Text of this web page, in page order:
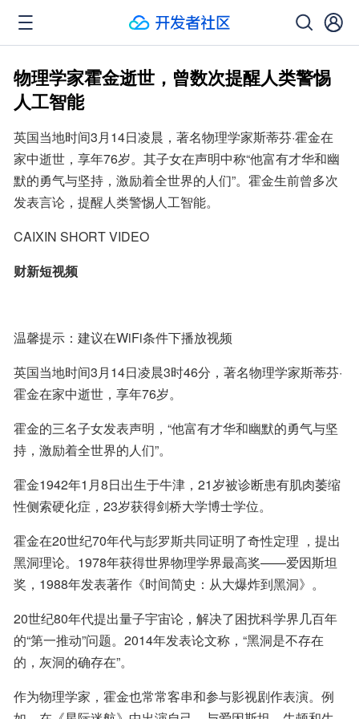
物理学家霍金逝世，曾数次提醒人类警惕
人工智能
英国当地时间3月14日凌晨，著名物理学家斯蒂芬·霍金在
家中逝世，享年76岁。其子女在声明中称“他富有才华和幽
默的勇气与坚持，激励着全世界的人们”。霍金生前曾多次
发表言论，提醒人类警惕人工智能。
CAIXIN SHORT VIDEO
财新短视频
温馨提示：建议在WiFi条件下播放视频
英国当地时间3月14日凌晨3时46分，著名物理学家斯蒂芬·
霍金在家中逝世，享年76岁。
霍金的三名子女发表声明，“他富有才华和幽默的勇气与坚
持，激励着全世界的人们”。
霍金1942年1月8日出生于牛津，21岁被诊断患有肌肉萎缩
性侧索硬化症，23岁获得剑桥大学博士学位。
霍金在20世纪70年代与彭罗斯共同证明了奇性定理 ，提出
黑洞理论。1978年获得世界物理学界最高奖——爱因斯坦
奖，1988年发表著作《时间简史：从大爆炸到黑洞》。
20世纪80年代提出量子宇宙论，解决了困扰科学界几百年
的“第一推动”问题。2014年发表论文称，“黑洞是不存在
的，灰洞的确存在”。
作为物理学家，霍金也常常客串和参与影视剧作表演。例